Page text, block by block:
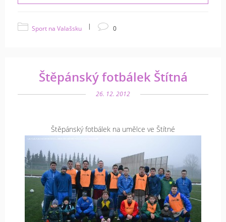
Sport na Valašsku | 0
Štěpánský fotbálek Štítná
26. 12. 2012
Štěpánský fotbálek na umělce ve Štítné